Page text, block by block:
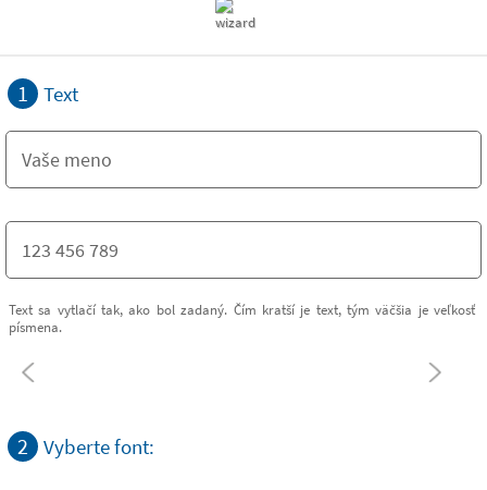
1 Text
Text sa vytlačí tak, ako bol zadaný. Čím kratší je text, tým väčšia je veľkosť
písmena.
2 Vyberte font: